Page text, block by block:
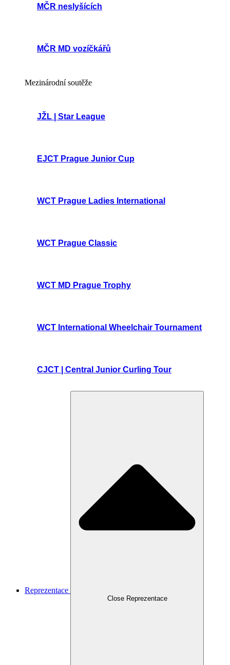
MČR neslyšících
MČR MD vozíčkářů
Mezinárodní soutěže
JŽL | Star League
EJCT Prague Junior Cup
WCT Prague Ladies International
WCT Prague Classic
WCT MD Prague Trophy
WCT International Wheelchair Tournament
CJCT | Central Junior Curling Tour
Reprezentace
Close Reprezentace